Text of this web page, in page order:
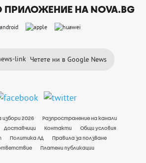
НА NOVA.BG
Четете ни в Google News
избори 2026
Разпространение на канали
Доставчици Контакти
Общи условия
Политика ЛД
Правила за ползване
Платени публикации